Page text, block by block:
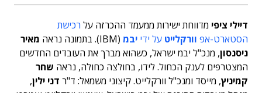
דיילי ציפי מדווחת ישירות ממעמד ההכרזה על רכישת
הסטארט-אפ וורקלייט על ידי יבמ (IBM). בתמונה נראה
מאיר
ניסנסון, מנכ"ל יבמ ישראל, כשהוא מברך את העובדים החדשים
המצטרפים לענק הכחול. לידו, בחולצה כחולה, נראה שחר
קמיניץ, מייסד ומנכ"ל וורקלייט. קיצוני משמאל: ד"ר דני ילין,